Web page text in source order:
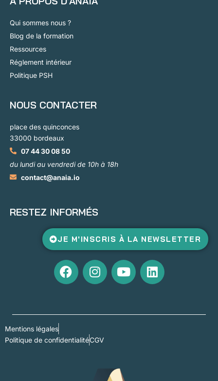
Qui sommes nous ?
Blog de la formation
Ressources
Réglement intérieur
Politique PSH
NOUS CONTACTER
place des quinconces
33000 bordeaux
07 44 30 08 50
du lundi au vendredi de 10h à 18h
contact@anaia.io
RESTEZ INFORMÉS
JE M'INSCRIS À LA NEWSLETTER
Mentions légales
Politique de confidentialitéCGV